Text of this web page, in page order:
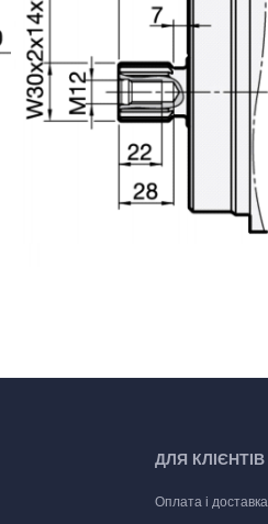
ДЛЯ КЛІЄНТІВ
Оплата і доставка